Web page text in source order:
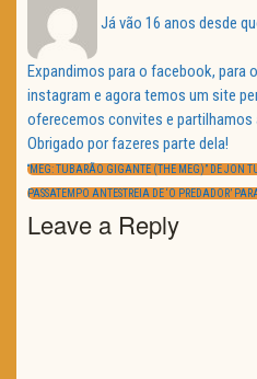
Já vão 16 anos desde
Expandimos para o facebook, para
instagram e agora temos um site
oferecemos convites e partilhamos
Obrigado por fazeres parte dela!
Navegação
de
artigos
PREVIOUS
“MEG: TUBARÃO GIGANTE (THE MEG)” DE JON
NEXT
PASSATEMPO ANTESTREIA DE ‘O PREDADOR’
Leave a Reply